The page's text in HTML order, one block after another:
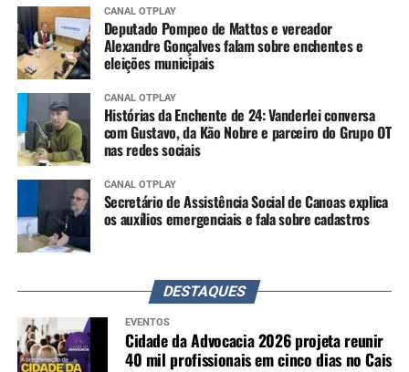
CANAL OTPLAY
Deputado Pompeo de Mattos e vereador
Alexandre Gonçalves falam sobre enchentes e
eleições municipais
CANAL OTPLAY
Histórias da Enchente de 24: Vanderlei conversa
com Gustavo, da Kão Nobre e parceiro do Grupo OT
nas redes sociais
CANAL OTPLAY
Secretário de Assistência Social de Canoas explica
os auxílios emergenciais e fala sobre cadastros
DESTAQUES
EVENTOS
Cidade da Advocacia 2026 projeta reunir
40 mil profissionais em cinco dias no Cais